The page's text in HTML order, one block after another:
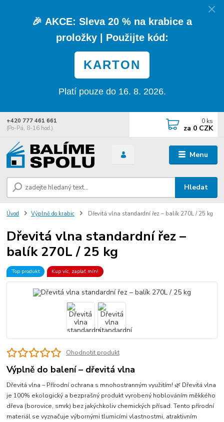
🎉 AKCE: Sleva 20 % na krabice a
proložky| Použijte kód:
KARTON
Platí pouze do 16. 8. 2026.
Menu
Hledat
+420 777 461 661
(Po-Pá, 8-16 hod.)
0 ks
za 0 CZK
Úvod Výplně do krabic Dřevitá vlna standardní řez – balík 270L / 25 kg
Dřevitá vlna standardní řez –
balík 270L / 25 kg
Top produkt Kup víc, zaplať mín!
Ohodnotit produkt
Výplně do balení – dřevitá vlna
Dřevitá vlna – Přírodní ochrana s mnohostranným využitím! 🌿 Dřevitá vlna
je 100% ekologický a bezprašný produkt vyrobený hoblováním měkkého
dřeva (borovice, smrk) bez jakýchkoliv chemických přísad. Tento přírodní
materiál se vyznačuje výbornými tlumicími vlastnostmi, atraktivním